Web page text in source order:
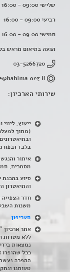
שלישי 09:00 - 16:00
רביעי 09:00 - 16:00
חמישי 09:00 - 16:00
הגעה בתיאום מראש
03-5266720
שירותי הארכיון:
ייעוץ,
בלבד
איתור
מסמכים,
סיוע
והתיאטרון
משנות
תעריפון
אתר ארכיון
ללא מטרות
נמצאות
ככל שהופרו
ההפרה
טעותנו